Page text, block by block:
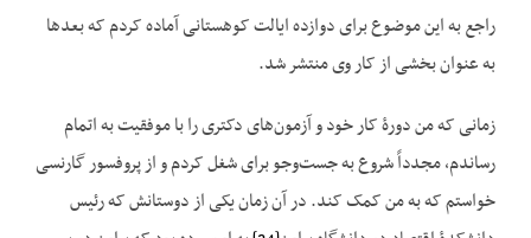
راجع به این موضوع برای دوازده ایالت کوهستانی آماده کردم که بعدها
به عنوان بخشی از کار وی منتشر شد.
زمانی که من دورهٔ کار خود و آزمون‌های دکتری را با موفقیت به اتمام
رساندم، مجدداً شروع به جست‌وجو برای شغل کردم و از پروفسور گارنسی
خواستم که به من کمک کند. در آن زمان یکی از دوستانش که رئیس